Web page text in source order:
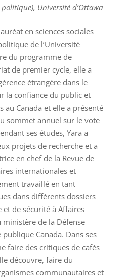
politique), Université d’Ottawa
en sciences sociales
de l’Université
du programme de
de premier cycle, elle a
étrangère dans le
la confiance du public et
au Canada et elle a présenté
sommet annuel sur le vote
ses études, Yara a
projets de recherche et a
en chef de la Revue de
internationales et
travaillé en tant
dans différents dossiers
de sécurité à Affaires
ministère de la Défense
Canada. Dans ses
faire des critiques de cafés
découvre, faire du
communautaires et